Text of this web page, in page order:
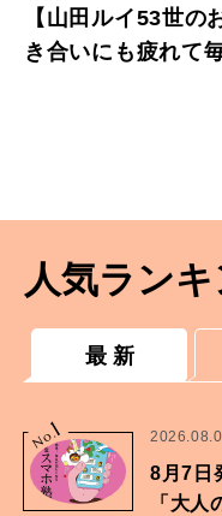
【山田ルイ53世の
き合いにも疲れて
人気ラン
最 新
No.
1
8月7日
「大人